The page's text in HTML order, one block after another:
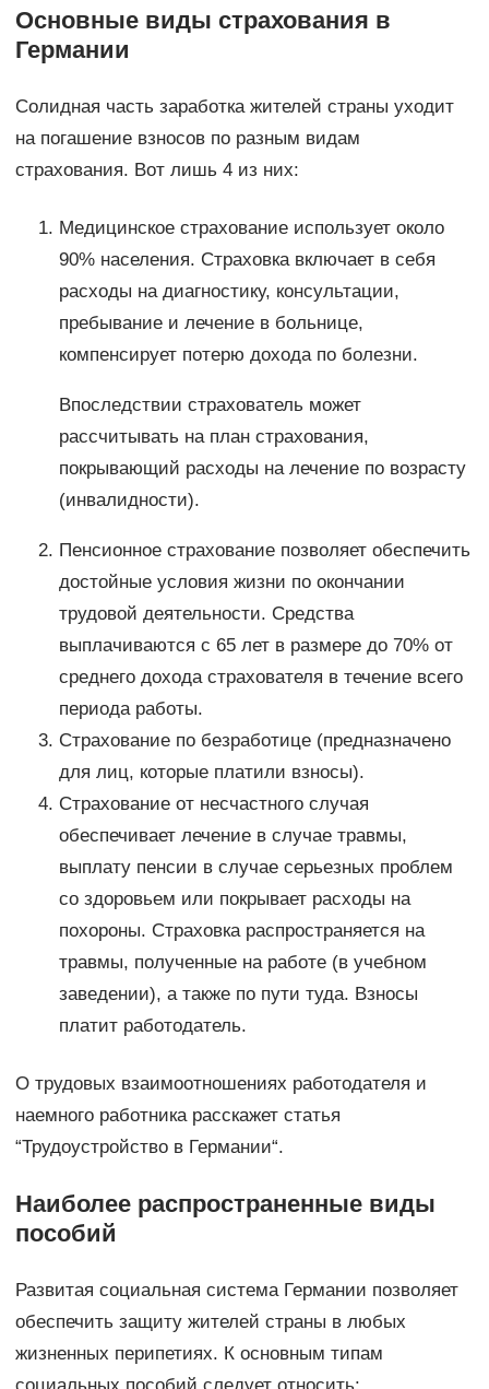
Основные виды страхования в
Германии
Солидная часть заработка жителей страны уходит
на погашение взносов по разным видам
страхования. Вот лишь 4 из них:
Медицинское страхование использует около
90% населения. Страховка включает в себя
расходы на диагностику, консультации,
пребывание и лечение в больнице,
компенсирует потерю дохода по болезни.
Впоследствии страхователь может
рассчитывать на план страхования,
покрывающий расходы на лечение по возрасту
(инвалидности).
Пенсионное страхование позволяет обеспечить
достойные условия жизни по окончании
трудовой деятельности. Средства
выплачиваются с 65 лет в размере до 70% от
среднего дохода страхователя в течение всего
периода работы.
Страхование по безработице (предназначено
для лиц, которые платили взносы).
Страхование от несчастного случая
обеспечивает лечение в случае травмы,
выплату пенсии в случае серьезных проблем
со здоровьем или покрывает расходы на
похороны. Страховка распространяется на
травмы, полученные на работе (в учебном
заведении), а также по пути туда. Взносы
платит работодатель.
О трудовых взаимоотношениях работодателя и
наемного работника расскажет статья
“Трудоустройство в Германии“.
Наиболее распространенные виды
пособий
Развитая социальная система Германии позволяет
обеспечить защиту жителей страны в любых
жизненных перипетиях. К основным типам